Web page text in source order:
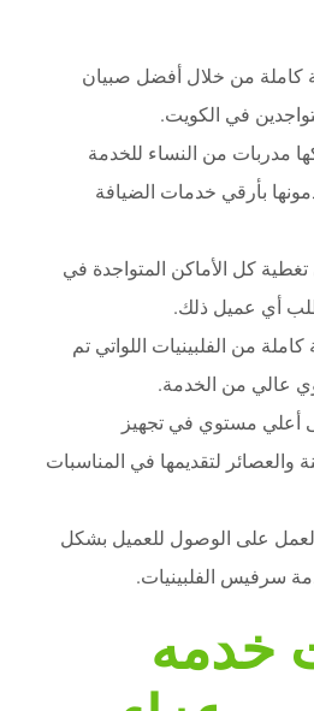
كاملة من خلال أفضل صبيان
في الكويت.
مدربات من النساء للخدمة
بأرقي خدمات الضيافة
كل الأماكن المتواجدة في
أي عميل ذلك.
من الفلبينيات اللواتي تم
عالي من الخدمة.
أعلي مستوي في تجهيز
والعصائر لتقديمها في المناسبات
على الوصول للعميل بشكل
سرفيس الفلبينيات.
خدمه